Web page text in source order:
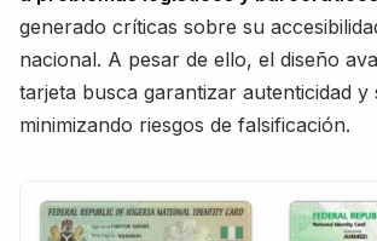
generado críticas sobre su
nacional. A pesar de ello, el diseño
tarjeta busca garantizar autenticidad y
minimizando riesgos de falsificación.